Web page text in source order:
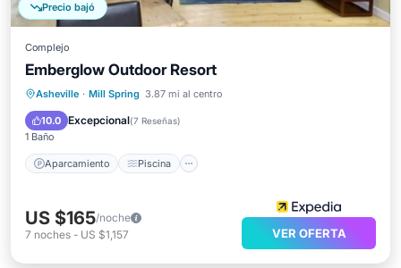
Precio bajó
Complejo
Emberglow Outdoor Resort
Asheville · Mill Spring 3.87 mi al centro
10.0 Excepcional(7 Reseñas)
1 Baño
Aparcamiento Piscina
Aparcamiento
Piscina
Balcón/Terraza
US $165/noche
7 noches - US $1,157 VER OFERTA